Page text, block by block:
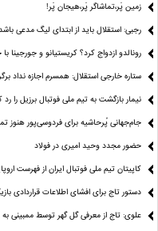
زمین پَر،تماشاگر پَر،هیجان پَر!
رجبی: استقلال باید از ابتدای لیگ مدعی
رونالدو ازدواج کرد؟ کریستیانو و
ستاره خارجی استقلال: همسرم اجازه نداد
نیمار بازگشت به تیم ملی فوتبال برزیل را رد
جام‌جهانی پُرحاشیه برای فردوسی‌پور هنوز
حضور مجدد وحید امیری در فولاد
کاپیتان تیم ملی فوتبال ایران از فهرست
دستور تاج برای افشای اطلاعات قراردادی
علوی: تاج از معرفی گل گهر توسط ممبینی به AFC خبر نداشت